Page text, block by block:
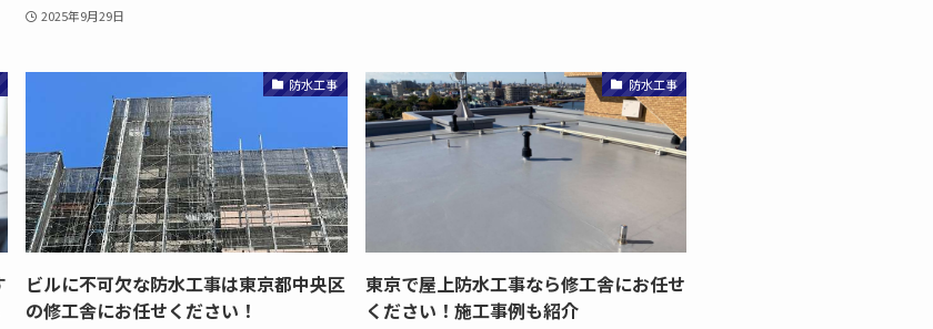
2025年9月29日
防水工事
ビルに不可欠な防水工事は東京都中央区
の修工舎にお任せください！
防水工事
東京で屋上防水工事なら修工舎にお任せ
ください！施工事例も紹介